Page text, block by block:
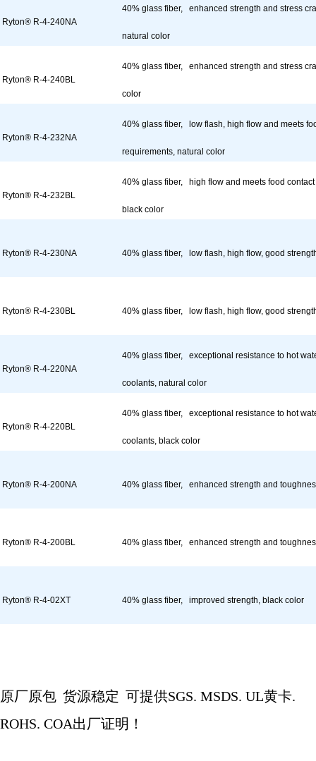
Ryton® R-4-240NA
40% glass fiber, enhanced strength and stress
natural color
Ryton® R-4-240BL
40% glass fiber, enhanced strength and stress
color
Ryton® R-4-232NA
40% glass fiber, low flash, high flow and meets
requirements, natural color
Ryton® R-4-232BL
40% glass fiber, high flow and meets food
black color
Ryton® R-4-230NA 40% glass fiber, low flash, high flow, good
Ryton® R-4-230BL 40% glass fiber, low flash, high flow, good
Ryton® R-4-220NA
40% glass fiber, exceptional resistance to hot
coolants, natural color
Ryton® R-4-220BL
40% glass fiber, exceptional resistance to hot
coolants, black color
Ryton® R-4-200NA 40% glass fiber, enhanced strength and
Ryton® R-4-200BL 40% glass fiber, enhanced strength and
Ryton® R-4-02XT 40% glass fiber, improved strength, black color
原厂原包 货源稳定 可提供SGS. MSDS. UL黄卡.
ROHS. COA出厂证明！